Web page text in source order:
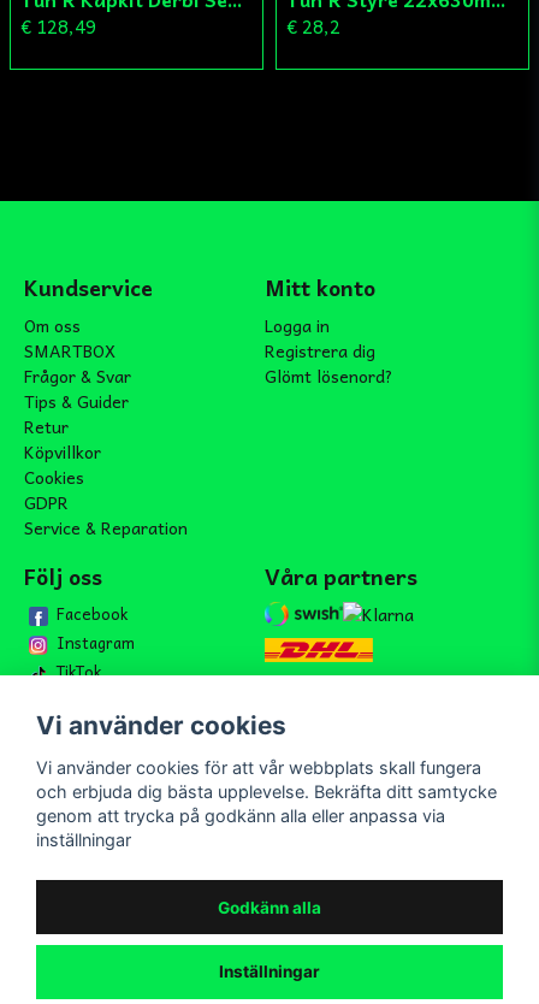
€ 128,49 € 28,2
Kundservice
Om oss
SMARTBOX
Frågor & Svar
Tips & Guider
Retur
Köpvillkor
Cookies
GDPR
Service & Reparation
Mitt konto
Logga in
Registrera dig
Glömt lösenord?
Följ oss
Facebook
Instagram
TikTok
Våra partners
Bli medlem i vårt nyhetsbrev
email
Mejladress Skicka
Bli medlem i vårt nyhetsbrev och ta del av våra nyheter och
Vi använder cookies
Vi använder cookies för att vår webbplats skall fungera
och erbjuda dig bästa upplevelse. Bekräfta ditt samtycke
genom att trycka på godkänn alla eller anpassa via
inställningar
Godkänn alla
Inställningar